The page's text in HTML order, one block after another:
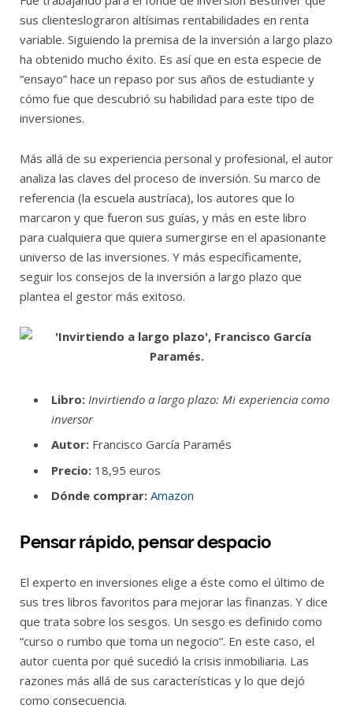
sus clienteslograron altísimas rentabilidades en renta
variable. Siguiendo la premisa de la inversión a largo plazo
ha obtenido mucho éxito. Es así que en esta especie de
“ensayo” hace un repaso por sus años de estudiante y
cómo fue que descubrió su habilidad para este tipo de
inversiones.
Más allá de su experiencia personal y profesional, el autor
analiza las claves del proceso de inversión. Su marco de
referencia (la escuela austríaca), los autores que lo
marcaron y que fueron sus guías, y más en este libro
para cualquiera que quiera sumergirse en el apasionante
universo de las inversiones. Y más específicamente,
seguir los consejos de la inversión a largo plazo que
plantea el gestor más exitoso.
Libro: Invirtiendo a largo plazo: Mi experiencia como
inversor
Autor: Francisco García Paramés
Precio: 18,95 euros
Dónde comprar: Amazon
Pensar rápido, pensar despacio
El experto en inversiones elige a éste como el último de
sus tres libros favoritos para mejorar las finanzas. Y dice
que trata sobre los sesgos. Un sesgo es definido como
“curso o rumbo que toma un negocio”. En este caso, el
autor cuenta por qué sucedió la crisis inmobiliaria. Las
razones más allá de sus características y lo que dejó
como consecuencia.